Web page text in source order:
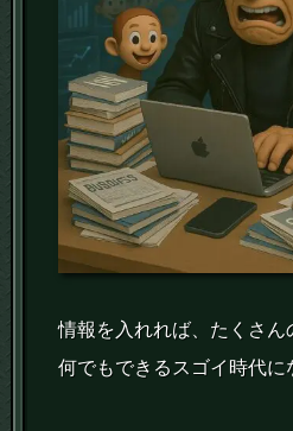
情報を入れれば、たくさん
何でもできるスゴイ時代に